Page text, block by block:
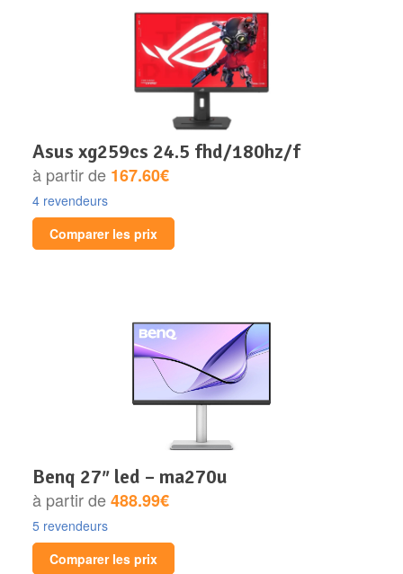
asus xg259cs 24.5 fhd/180hz/f
à partir de 167.60€
4 revendeurs
Comparer les prix
benq 27″ led – ma270u
à partir de488.99€
5 revendeurs
Comparer les prix